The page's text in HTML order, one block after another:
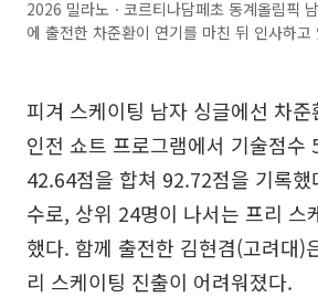
2026 밀라노ㆍ코르티나담페초 동계올림픽
에 출전한 차준환이 연기를 마친 뒤 인사하
피겨 스케이팅 남자 싱글에선 차
인전 쇼트 프로그램에서 기술점수
42.64점을 합쳐 92.72점을 기록했
수로, 상위 24명이 나서는 프리 스
했다. 함께 출전한 김현겸(고려대)
리 스케이팅 진출이 어려워졌다.